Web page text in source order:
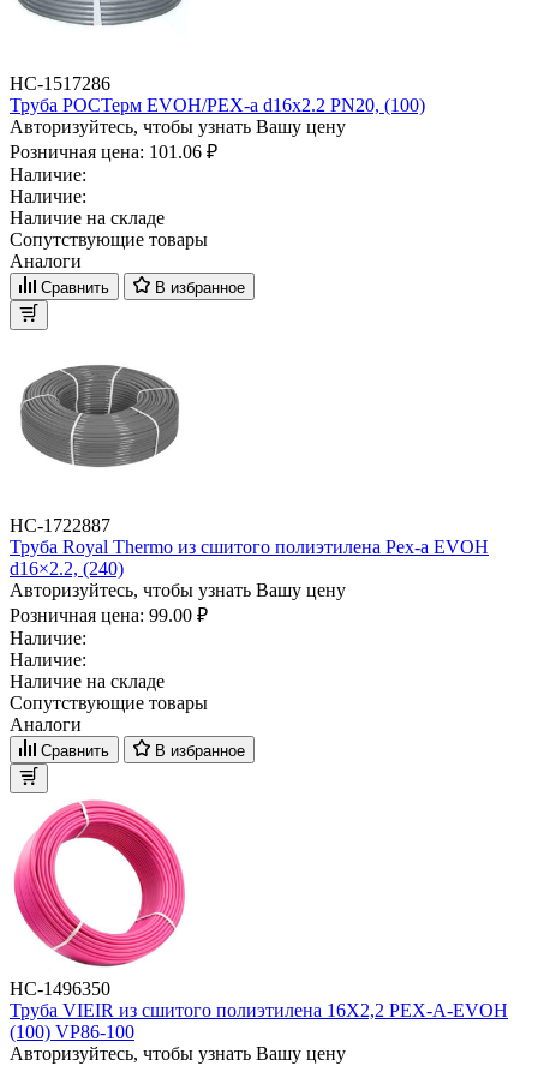
НС-1517286
Труба РОСТерм EVOH/PEX-a d16х2.2 PN20, (100)
Авторизуйтесь, чтобы узнать Вашу цену
Розничная цена: 101.06 ₽
Наличие:
Наличие:
Наличие на складе
Сопутствующие товары
Аналоги
Сравнить В избранное
НС-1722887
Труба Royal Thermo из сшитого полиэтилена Pex-a EVOH
d16×2.2, (240)
Авторизуйтесь, чтобы узнать Вашу цену
Розничная цена: 99.00 ₽
Наличие:
Наличие:
Наличие на складе
Сопутствующие товары
Аналоги
Сравнить В избранное
НС-1496350
Труба VIEIR из сшитого полиэтилена 16X2,2 PEX-A-EVOH
(100) VP86-100
Авторизуйтесь, чтобы узнать Вашу цену